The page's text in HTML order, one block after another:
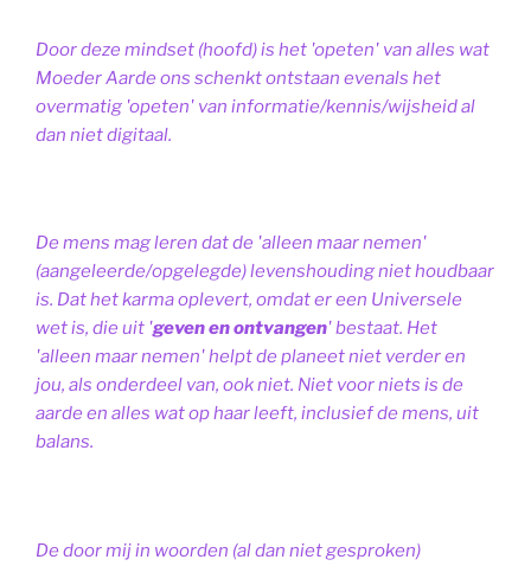
Door deze mindset (hoofd) is het 'opeten' van alles wat
Moeder Aarde ons schenkt ontstaan evenals het
overmatig 'opeten' van informatie/kennis/wijsheid al
dan niet digitaal.
De mens mag leren dat de 'alleen maar nemen'
(aangeleerde/opgelegde) levenshouding niet houdbaar
is. Dat het karma oplevert, omdat er een Universele
wet is, die uit 'geven en ontvangen' bestaat. Het
'alleen maar nemen' helpt de planeet niet verder en
jou, als onderdeel van, ook niet. Niet voor niets is de
aarde en alles wat op haar leeft, inclusief de mens, uit
balans.
De door mij in woorden (al dan niet gesproken)